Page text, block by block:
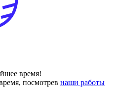
время!
посмотрев наши работы